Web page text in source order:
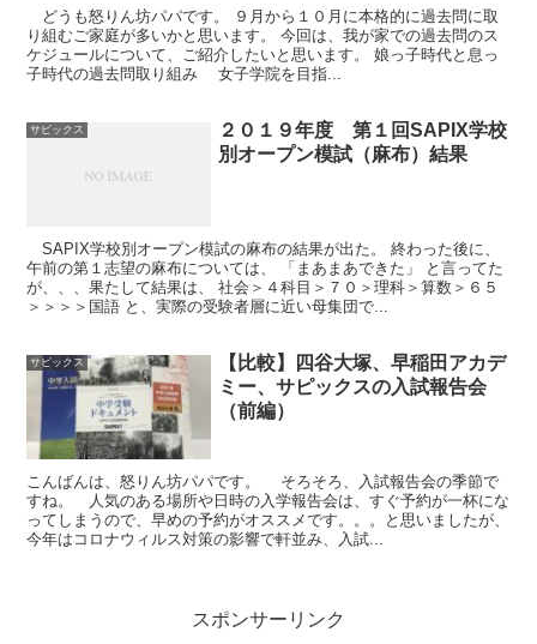
どうも怒りん坊パパです。 ９月から１０月に本格的に過去問に取
り組むご家庭が多いかと思います。 今回は、我が家での過去問のス
ケジュールについて、ご紹介したいと思います。 娘っ子時代と息っ
子時代の過去問取り組み 女子学院を目指...
サピックス
２０１９年度 第１回SAPIX学校
別オープン模試（麻布）結果
SAPIX学校別オープン模試の麻布の結果が出た。 終わった後に、
午前の第１志望の麻布については、 「まあまあできた」 と言ってた
が、、、果たして結果は、 社会＞４科目＞７０＞理科＞算数＞６５
＞＞＞＞国語 と、実際の受験者層に近い母集団で...
サピックス
【比較】四谷大塚、早稲田アカデ
ミー、サピックスの入試報告会
（前編）
こんばんは、怒りん坊パパです。 そろそろ、入試報告会の季節で
すね。 人気のある場所や日時の入学報告会は、すぐ予約が一杯にな
ってしまうので、早めの予約がオススメです。。。と思いましたが、
今年はコロナウィルス対策の影響で軒並み、入試...
スポンサーリンク